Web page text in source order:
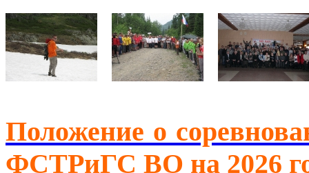
Положение о
ФСТРиГС ВО на 2026